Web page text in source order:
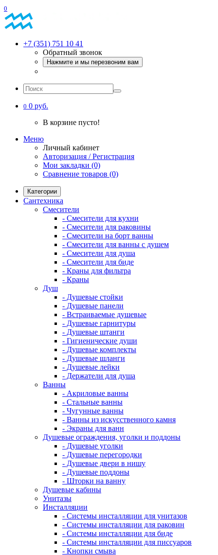
0
+7 (351) 751 10 41
Обратный звонок
Нажмите и мы перезвоним вам
0 0 руб.
В корзине пусто!
Меню
Личный кабинет
Авторизация / Регистрация
Мои закладки (0)
Сравнение товаров (0)
Категории
Сантехника
Смесители
- Смесители для кухни
- Смесители для раковины
- Смесители на борт ванны
- Смесители для ванны с душем
- Смесители для душа
- Смесители для биде
- Краны для фильтра
- Краны
Душ
- Душевые стойки
- Душевые панели
- Встраиваемые душевые
- Душевые гарнитуры
- Душевые штанги
- Гигиенические души
- Душевые комплекты
- Душевые шланги
- Душевые лейки
- Держатели для душа
Ванны
- Акриловые ванны
- Стальные ванны
- Чугунные ванны
- Ванны из искусственного камня
- Экраны для ванн
Душевые ограждения, уголки и поддоны
- Душевые уголки
- Душевые перегородки
- Душевые двери в нишу
- Душевые поддоны
- Шторки на ванну
Душевые кабины
Унитазы
Инсталляции
- Системы инсталляции для унитазов
- Системы инсталляции для раковин
- Системы инсталляции для биде
- Системы инсталляции для писсуаров
- Кнопки смыва